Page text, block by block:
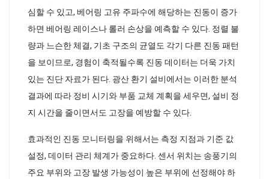
심할 수 있고, 베어링 고유 주파수에 해당하는 진동이 증가
하면 베어링 레이스나 롤러 손상을 예측할 수 있다. 정렬 불
량과 느슨한 체결, 기초 구조의 균열도 각기 다른 진동 패턴
을 보이므로, 경험이 축적될수록 진동 데이터는 더욱 가치
있는 진단 자료가 된다. 광산 환기 설비에서는 이러한 분석
결과에 따라 정비 시기와 부품 교체 계획을 세우면, 설비 정
지 시간을 줄이면서도 고장을 예방할 수 있다.
효과적인 진동 모니터링을 위해서는 측정 지점과 기준 값
설정, 데이터 관리 체계가 중요하다. 센서 위치는 송풍기의
주요 부위와 고장 발생 가능성이 높은 부위에 선정해야 하